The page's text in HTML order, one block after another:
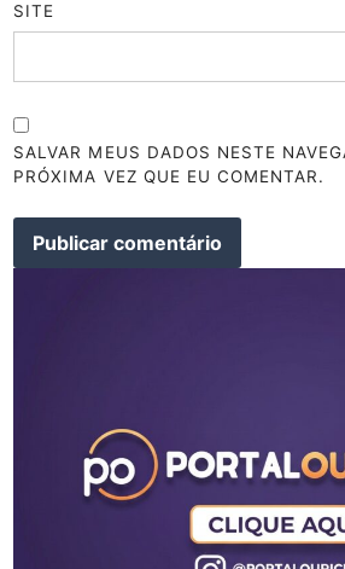
SITE
SALVAR MEUS DADOS NESTE
PRÓXIMA VEZ QUE EU COMENTAR.